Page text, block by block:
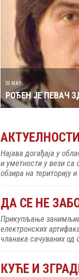
30 MAY
РОЂЕН ЈЕ ПЕВАЧ
АКТУЕЛНОСТИ
Најава догађаја у
и уметности у вези
обзира на територију
ДА СЕ НЕ
Прикупљање
електронских
чланака сачуваних од
КУЋЕ И